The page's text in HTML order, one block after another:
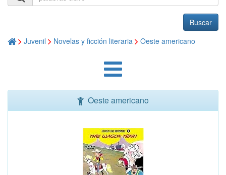
Buscar
Juvenil
Novelas y ficción literaria Oeste americano
Oeste americano